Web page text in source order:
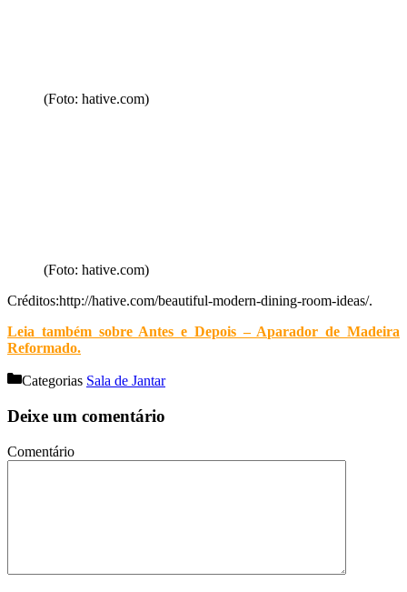
(Foto: hative.com)
(Foto: hative.com)
Créditos:http://hative.com/beautiful-modern-dining-room-ideas/.
Leia também sobre Antes e Depois – Aparador de Madeira
Reformado.
Categorias Sala de Jantar
Deixe um comentário
Comentário